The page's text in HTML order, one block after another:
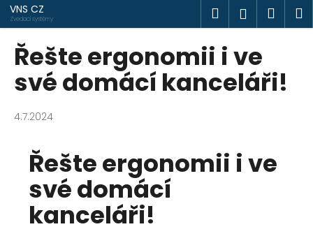
Přejít
na
obsah
VNS CZ
Zvedací systémy Hledat
Řešte ergonomii i ve
své domácí kanceláři!
4.7.2024
Řešte ergonomii i ve
své domácí
kanceláři!
K
o
C
o
p